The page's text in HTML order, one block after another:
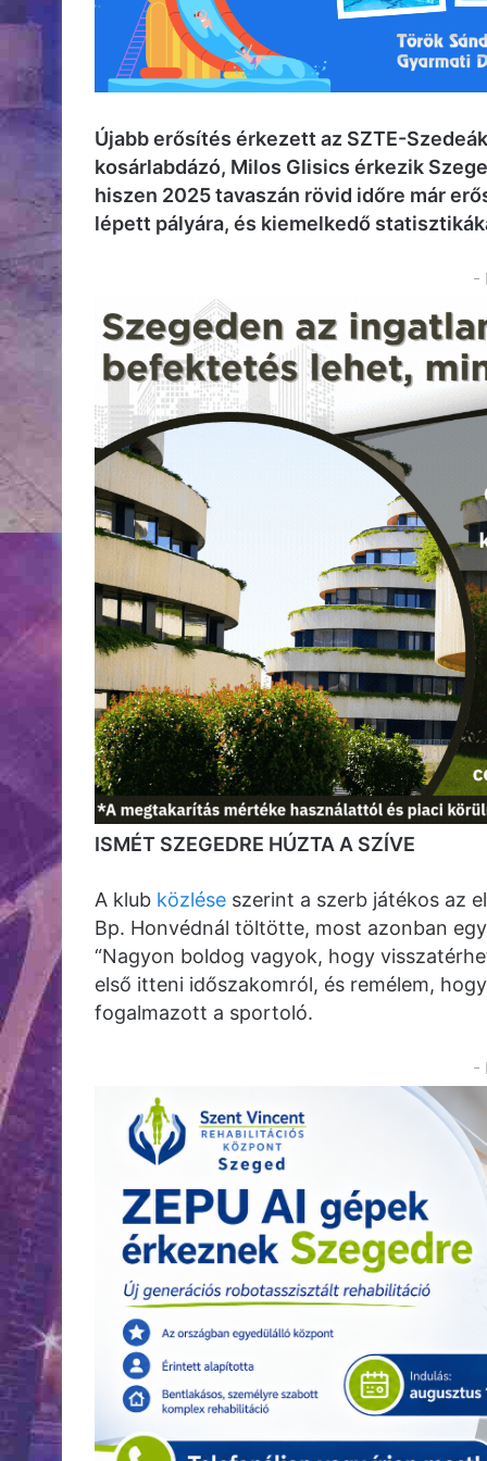
Újabb erősítés érkezett az SZTE-
kosárlabdázó, Milos Glisics érkezik
hiszen 2025 tavaszán rövid időre már
lépett pályára, és kiemelkedő
-
ISMÉT SZEGEDRE HÚZTA A SZÍVE
A klub közlése szerint a szerb játékos az
Bp. Honvédnál töltötte, most azonban
“Nagyon boldog vagyok, hogy
első itteni időszakomról, és remélem,
fogalmazott a sportoló.
-